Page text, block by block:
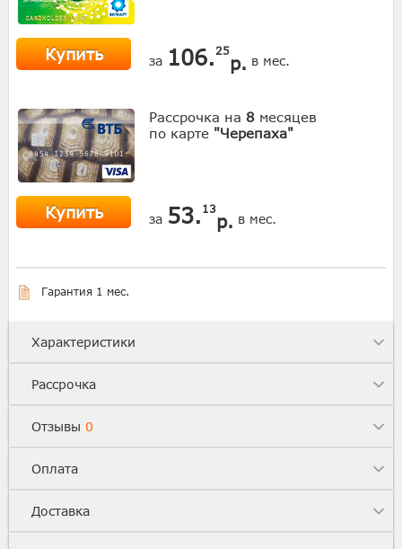
Купить за 106. 25
р. в мес.
Рассрочка на 8 месяцев
по карте "Черепаха"
Купить за 53. 13
р. в мес.
Гарантия 1 мес.
Характеристики
Рассрочка
Отзывы 0
Оплата
Доставка